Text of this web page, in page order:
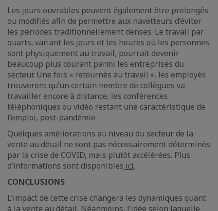
Les jours ouvrables peuvent également être prolongés
ou modifiés afin de permettre aux navetteurs d’éviter
les périodes traditionnellement denses. Le travail par
quarts, variant les jours et les heures où les personnes
sont physiquement au travail, pourrait devenir
beaucoup plus courant parmi les entreprises du
secteur. Une fois « retournés au travail », les employés
trouveront qu’un certain nombre de collègues va
travailler encore à distance, les conférences
téléphoniques ou vidéo restant une caractéristique de
l’emploi, post-pandémie.
Quelques améliorations au niveau du secteur de la
vente au détail ne sont pas nécessairement déterminés
par la crise de COVID, mais plutôt accélérées. Plus
d’informations sont disponibles ici.
CONCLUSIONS
L’impact de cette crise changera les dynamiques quant
à la vente au détail. Néanmoins, l’idée selon laquelle